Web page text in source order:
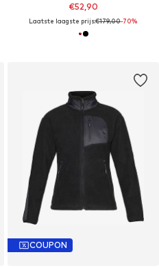
€52,90
Laatste laagste prijs:€179,00-70%
COUPON